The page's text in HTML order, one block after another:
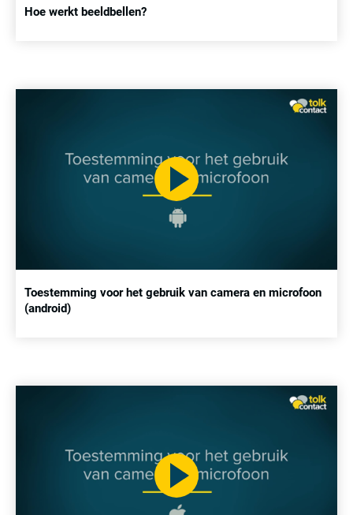
Hoe werkt beeldbellen?
Toestemming voor het gebruik van camera en microfoon
(android)